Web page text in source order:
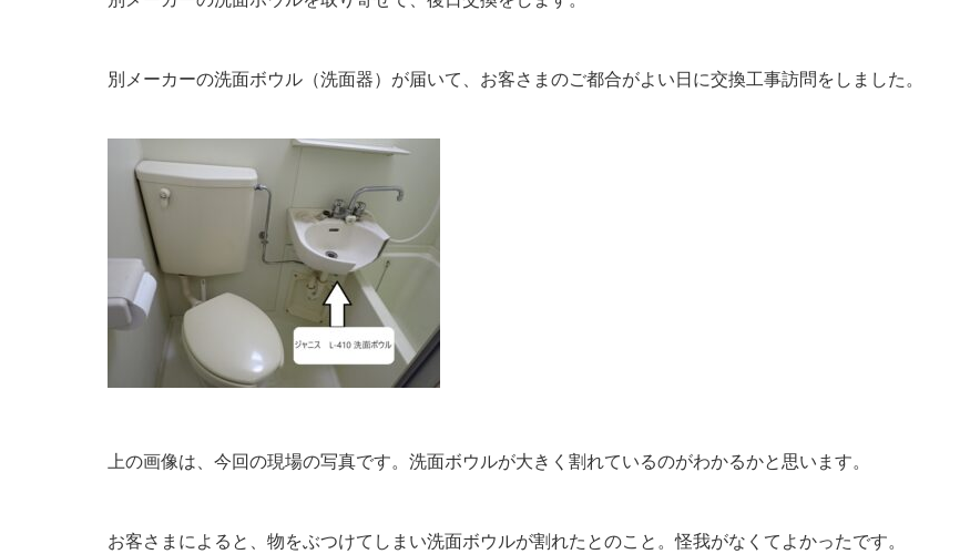
別メーカーの洗面ボウル（洗面器）が届いて、お客さまのご都合がよい日に交換工事訪問をしました。
上の画像は、今回の現場の写真です。洗面ボウルが大きく割れているのがわかるかと思います。
お客さまによると、物をぶつけてしまい洗面ボウルが割れたとのこと。怪我がなくてよかったです。